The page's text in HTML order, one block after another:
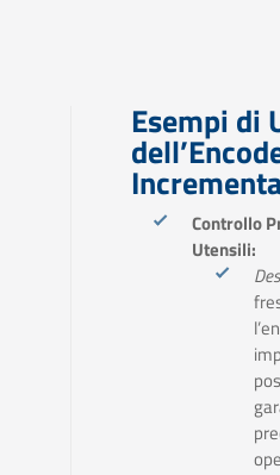
Esempi di
Controllo
Utensili: